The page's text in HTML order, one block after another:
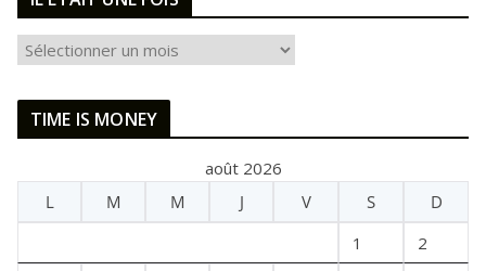
L
E
I
U
TIME IS MONEY
août 2026
L
M M J V S
D
1
2